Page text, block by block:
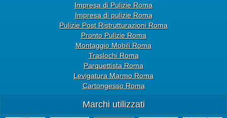
Impresa di Pulizie Roma
Impresa di pulizie Roma
Pulizie Post Ristrutturazioni Roma
Pronto Pulizie Roma
Montaggio Mobili Roma
Traslochi Roma
Parquettista Roma
Levigatura Marmo Roma
Cartongesso Roma
Marchi utilizzati